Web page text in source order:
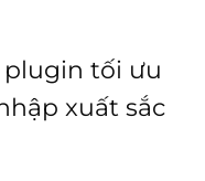
plugin tối ưu
xuất sắc